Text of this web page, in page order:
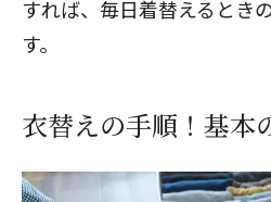
すれば、毎日着替えるとき
す。
衣替えの手順！基本